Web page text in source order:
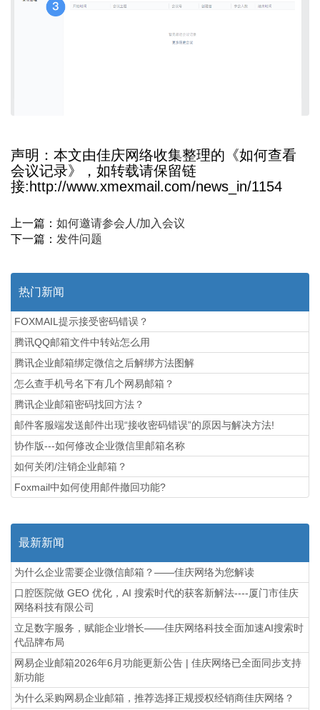
声明：本文由佳庆网络收集整理的《如何查看
会议记录》，如转载请保留链
接:http://www.xmexmail.com/news_in/1154
上一篇： 如何邀请参会人/加入会议
下一篇： 发件问题
热门新闻
FOXMAIL提示接受密码错误？
腾讯QQ邮箱文件中转站怎么用
腾讯企业邮箱绑定微信之后解绑方法图解
怎么查手机号名下有几个网易邮箱？
腾讯企业邮箱密码找回方法？
邮件客服端发送邮件出现“接收密码错误”的原因与解决方法!
协作版---如何修改企业微信里邮箱名称
如何关闭/注销企业邮箱？
Foxmail中如何使用邮件撤回功能?
最新新闻
为什么企业需要企业微信邮箱？——佳庆网络为您解读
口腔医院做 GEO 优化，AI 搜索时代的获客新解法----厦门市佳庆
网络科技有限公司
立足数字服务，赋能企业增长——佳庆网络科技全面加速AI搜索时
代品牌布局
网易企业邮箱2026年6月功能更新公告 | 佳庆网络已全面同步支持
新功能
为什么采购网易企业邮箱，推荐选择正规授权经销商佳庆网络？